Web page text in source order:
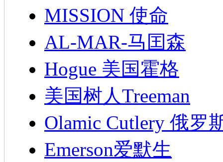
MISSION 使命
AL-MAR-马囯森
Hogue 美国霍格
美国树人Treeman
Olamic Cutlery 俄罗
Emerson爱默生